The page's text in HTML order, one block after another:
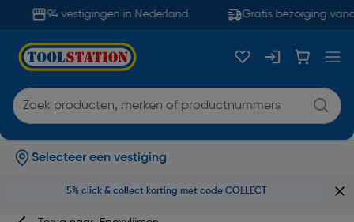
94 vestigingen in Nederland Gratis bezorging vanaf
Selecteer een vestiging
5% click & collect korting met code COLLECT